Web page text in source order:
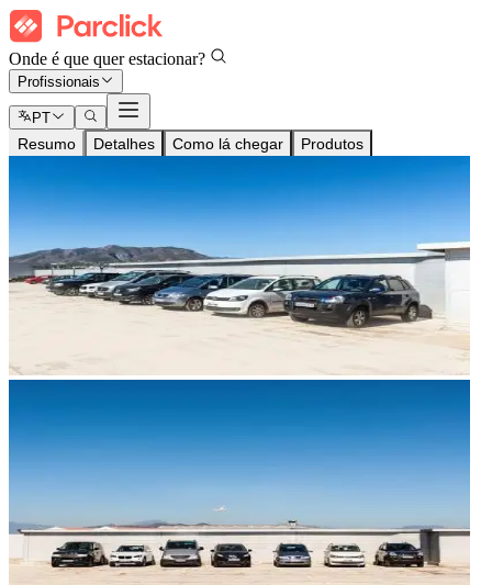
Onde é que quer estacionar?
Profissionais
PT
Resumo Detalhes Como lá chegar Produtos